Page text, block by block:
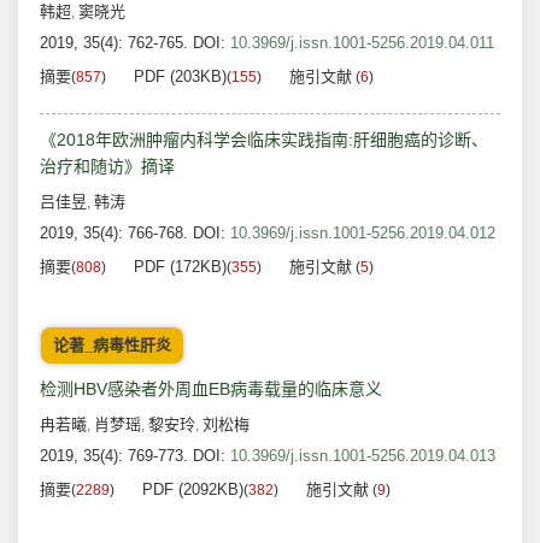
韩超, 窦晓光
2019, 35(4): 762-765. DOI: 10.3969/j.issn.1001-5256.2019.04.011
摘要(857) PDF (203KB)(155) 施引文献 (6)
《2018年欧洲肿瘤内科学会临床实践指南:肝细胞癌的诊断、
治疗和随访》摘译
吕佳昱, 韩涛
2019, 35(4): 766-768. DOI: 10.3969/j.issn.1001-5256.2019.04.012
摘要(808) PDF (172KB)(355) 施引文献 (5)
论著_病毒性肝炎
检测HBV感染者外周血EB病毒载量的临床意义
冉若曦, 肖梦瑶, 黎安玲, 刘松梅
2019, 35(4): 769-773. DOI: 10.3969/j.issn.1001-5256.2019.04.013
摘要(2289) PDF (2092KB)(382) 施引文献 (9)